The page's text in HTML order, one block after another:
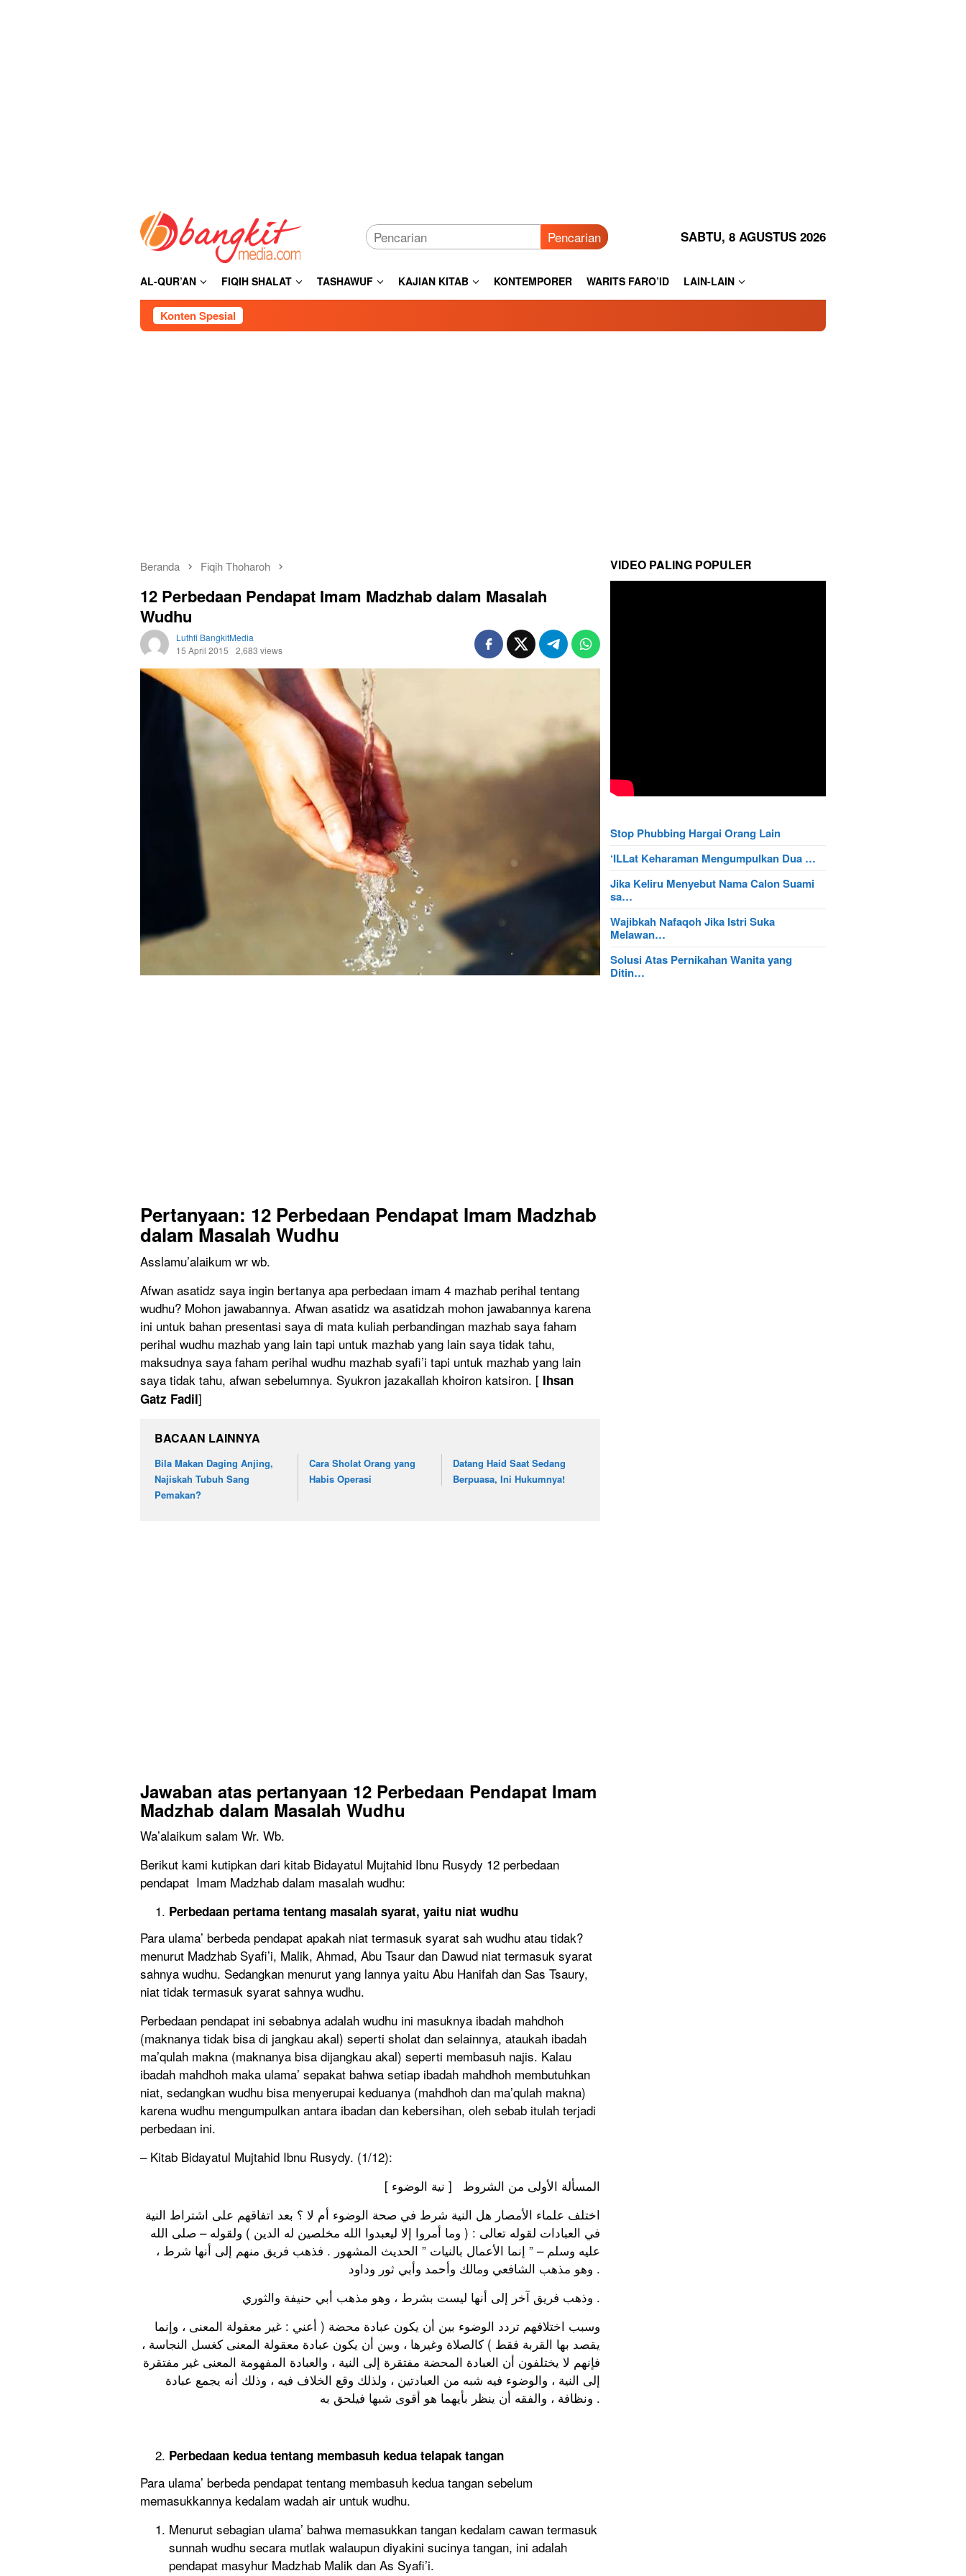
Pencarian SABTU, 8 AGUSTUS 2026
AL-QUR’AN FIQIH SHALAT TASHAWUF KAJIAN KITAB KONTEMPORER WARITS FARO’ID LAIN-LAIN
Konten Spesial
Beranda Fiqih Thoharoh
12 Perbedaan Pendapat Imam Madzhab dalam Masalah
Wudhu
Luthfi BangkitMedia
15 April 2015
2,683 views
Pertanyaan: 12 Perbedaan Pendapat Imam Madzhab
dalam Masalah Wudhu
Asslamu’alaikum wr wb.
Afwan asatidz saya ingin bertanya apa perbedaan imam 4 mazhab perihal tentang
wudhu? Mohon jawabannya. Afwan asatidz wa asatidzah mohon jawabannya karena
ini untuk bahan presentasi saya di mata kuliah perbandingan mazhab saya faham
perihal wudhu mazhab yang lain tapi untuk mazhab yang lain saya tidak tahu,
maksudnya saya faham perihal wudhu mazhab syafi’i tapi untuk mazhab yang lain
saya tidak tahu, afwan sebelumnya. Syukron jazakallah khoiron katsiron. [ Ihsan
Gatz Fadil]
BACAAN LAINNYA
Bila Makan Daging Anjing,
Najiskah Tubuh Sang
Pemakan?
Cara Sholat Orang yang
Habis Operasi
Datang Haid Saat Sedang
Berpuasa, Ini Hukumnya!
Jawaban atas pertanyaan 12 Perbedaan Pendapat Imam
Madzhab dalam Masalah Wudhu
Wa’alaikum salam Wr. Wb.
Berikut kami kutipkan dari kitab Bidayatul Mujtahid Ibnu Rusydy 12 perbedaan
pendapat Imam Madzhab dalam masalah wudhu:
Perbedaan pertama tentang masalah syarat, yaitu niat wudhu
Para ulama’ berbeda pendapat apakah niat termasuk syarat sah wudhu atau tidak?
menurut Madzhab Syafi’i, Malik, Ahmad, Abu Tsaur dan Dawud niat termasuk syarat
sahnya wudhu. Sedangkan menurut yang lannya yaitu Abu Hanifah dan Sas Tsaury,
niat tidak termasuk syarat sahnya wudhu.
Perbedaan pendapat ini sebabnya adalah wudhu ini masuknya ibadah mahdhoh
(maknanya tidak bisa di jangkau akal) seperti sholat dan selainnya, ataukah ibadah
ma’qulah makna (maknanya bisa dijangkau akal) seperti membasuh najis. Kalau
ibadah mahdhoh maka ulama’ sepakat bahwa setiap ibadah mahdhoh membutuhkan
niat, sedangkan wudhu bisa menyerupai keduanya (mahdhoh dan ma’qulah makna)
karena wudhu mengumpulkan antara ibadan dan kebersihan, oleh sebab itulah terjadi
perbedaan ini.
– Kitab Bidayatul Mujtahid Ibnu Rusydy. (1/12):
المسألة الأولى من الشروط [ نية الوضوء ]
اختلف علماء الأمصار هل النية شرط في صحة الوضوء أم لا ؟ بعد اتفاقهم على اشتراط النية
في العبادات لقوله تعالى : ( وما أمروا إلا ليعبدوا الله مخلصين له الدين ) ولقوله – صلى الله
عليه وسلم – ” إنما الأعمال بالنيات ” الحديث المشهور . فذهب فريق منهم إلى أنها شرط ،
وهو مذهب الشافعي ومالك وأحمد وأبي ثور وداود .
وذهب فريق آخر إلى أنها ليست بشرط ، وهو مذهب أبي حنيفة والثوري .
وسبب اختلافهم تردد الوضوء بين أن يكون عبادة محضة ( أعني : غير معقولة المعنى ، وإنما
يقصد بها القربة فقط ) كالصلاة وغيرها ، وبين أن يكون عبادة معقولة المعنى كغسل النجاسة ،
فإنهم لا يختلفون أن العبادة المحضة مفتقرة إلى النية ، والعبادة المفهومة المعنى غير مفتقرة
إلى النية ، والوضوء فيه شبه من العبادتين ، ولذلك وقع الخلاف فيه ، وذلك أنه يجمع عبادة
ونظافة ، والفقه أن ينظر بأيهما هو أقوى شبها فيلحق به .
Perbedaan kedua tentang membasuh kedua telapak tangan
Para ulama’ berbeda pendapat tentang membasuh kedua tangan sebelum
memasukkannya kedalam wadah air untuk wudhu.
Menurut sebagian ulama’ bahwa memasukkan tangan kedalam cawan termasuk
sunnah wudhu secara mutlak walaupun diyakini sucinya tangan, ini adalah
pendapat masyhur Madzhab Malik dan As Syafi’i.
VIDEO PALING POPULER
Stop Phubbing Hargai Orang Lain
‘ILLat Keharaman Mengumpulkan Dua …
Jika Keliru Menyebut Nama Calon Suami
sa…
Wajibkah Nafaqoh Jika Istri Suka
Melawan…
Solusi Atas Pernikahan Wanita yang
Ditin…